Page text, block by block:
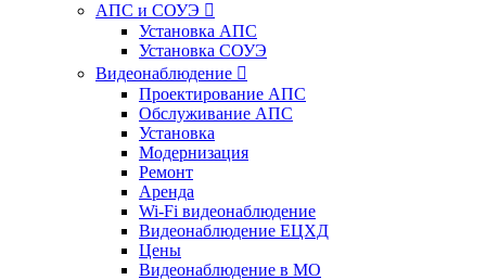
АПС и СОУЭ 
Установка АПС
Установка СОУЭ
Видеонаблюдение 
Проектирование АПС
Обслуживание АПС
Установка
Модернизация
Ремонт
Аренда
Wi-Fi видеонаблюдение
Видеонаблюдение ЕЦХД
Цены
Видеонаблюдение в МО